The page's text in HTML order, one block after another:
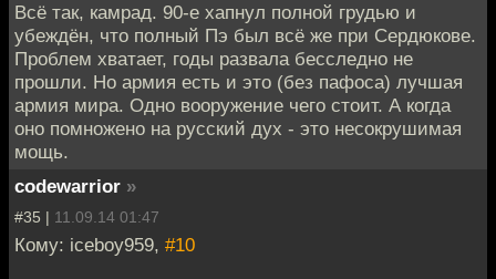
Всё так, камрад. 90-е хапнул полной грудью и
убеждён, что полный Пэ был всё же при Сердюкове.
Проблем хватает, годы развала бесследно не
прошли. Но армия есть и это (без пафоса) лучшая
армия мира. Одно вооружение чего стоит. А когда
оно помножено на русский дух - это несокрушимая
мощь.
codewarrior »
#35 | 11.09.14 01:47
Кому: iceboy959, #10